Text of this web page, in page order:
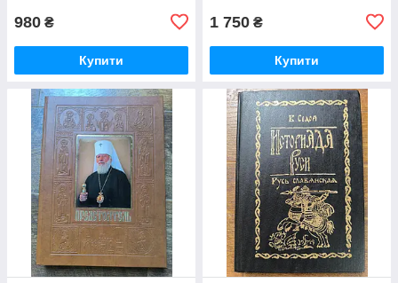
980 ₴
Купити
1 750 ₴
Купити